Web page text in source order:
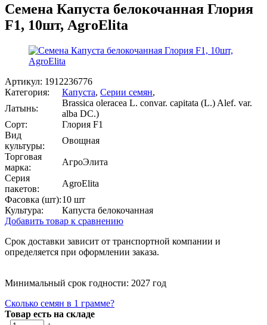
Семена Капуста белокочанная Глория
F1, 10шт, AgroElita
Артикул: 1912236776
Категория:
Капуста, Серии семян,
Латынь:
Brassica oleracea L. convar. capitata (L.) Alef. var.
alba DC.)
Сорт:
Глория F1
Вид
культуры:
Овощная
Торговая
марка:
АгроЭлита
Серия
пакетов:
AgroElita
Фасовка (шт):10 шт
Культура:
Капуста белокочанная
Добавить товар к сравнению
Срок доставки зависит от транспортной компании и
определяется при оформлении заказа.
Минимальный срок годности: 2027 год
Сколько семян в 1 грамме?
Товар есть на складе